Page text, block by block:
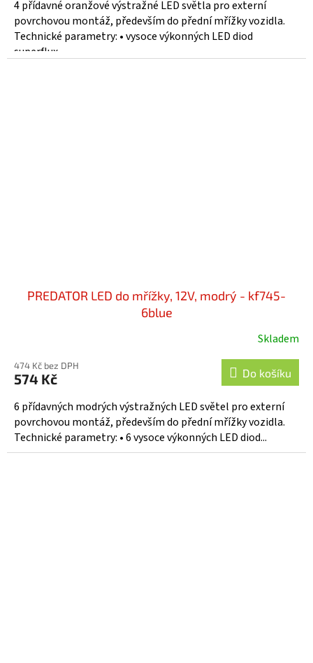
4 přídavné oranžové výstražné LED světla pro externí
povrchovou montáž, především do přední mřížky vozidla.
Technické parametry: • vysoce výkonných LED diod
superflux...
PREDATOR LED do mřížky, 12V, modrý - kf745-
6blue
Skladem
474 Kč bez DPH
574 Kč Do košíku
6 přídavných modrých výstražných LED světel pro externí
povrchovou montáž, především do přední mřížky vozidla.
Technické parametry: • 6 vysoce výkonných LED diod...